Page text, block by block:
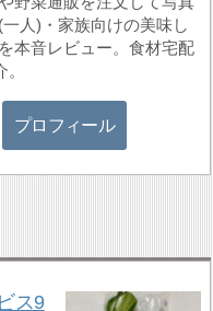
人)・家族向けの美味し
本音レビュー。食材宅配
プロフィール
ス9